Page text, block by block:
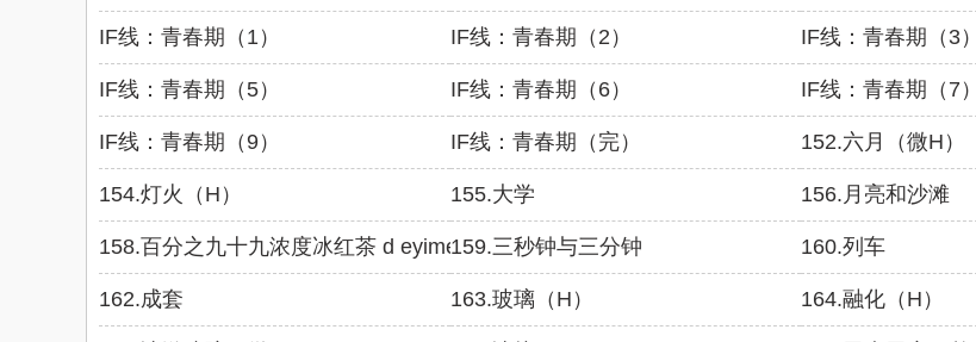
IF线：青春期（1） IF线：青春期（2） IF线：青春期（3）
IF线：青春期（5） IF线：青春期（6） IF线：青春期（7）
IF线：青春期（9） IF线：青春期（完） 152.六月（微H）
154.灯火（H） 155.大学 156.月亮和沙滩
158.百分之九十九浓度冰红茶 d eyimen.c om159.三秒钟与三分钟 160.列车
162.成套 163.玻璃（H） 164.融化（H）